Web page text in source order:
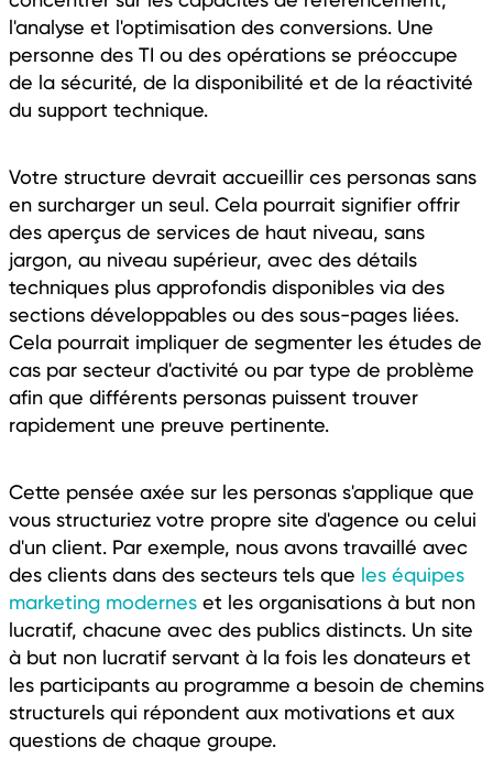
l'analyse et l'optimisation des conversions. Une
personne des TI ou des opérations se préoccupe
de la sécurité, de la disponibilité et de la réactivité
du support technique.
Votre structure devrait accueillir ces personas sans
en surcharger un seul. Cela pourrait signifier offrir
des aperçus de services de haut niveau, sans
jargon, au niveau supérieur, avec des détails
techniques plus approfondis disponibles via des
sections développables ou des sous-pages liées.
Cela pourrait impliquer de segmenter les études de
cas par secteur d'activité ou par type de problème
afin que différents personas puissent trouver
rapidement une preuve pertinente.
Cette pensée axée sur les personas s'applique que
vous structuriez votre propre site d'agence ou celui
d'un client. Par exemple, nous avons travaillé avec
des clients dans des secteurs tels que les équipes
marketing modernes et les organisations à but non
lucratif, chacune avec des publics distincts. Un site
à but non lucratif servant à la fois les donateurs et
les participants au programme a besoin de chemins
structurels qui répondent aux motivations et aux
questions de chaque groupe.